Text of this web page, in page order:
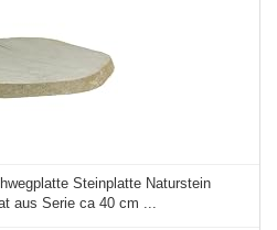
Steinplatte Naturstein
aus Serie ca 40 cm ...